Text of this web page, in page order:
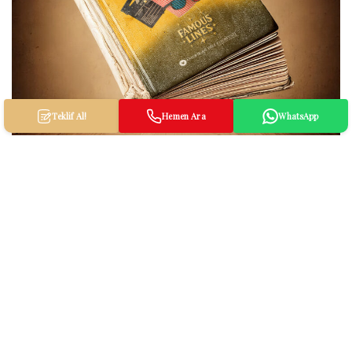
Teklif Al! Hemen Ara WhatsApp